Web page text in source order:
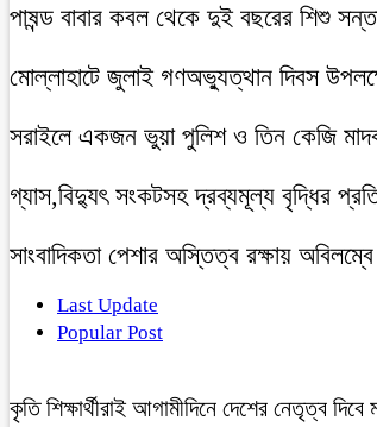
পাষন্ড বাবার কবল থেকে দুই বছরের শিশু
মোল্লাহাটে জুলাই গণঅভ্যুত্থান দিবস
সরাইলে একজন ভুয়া পুলিশ ও তিন কেজি
গ্যাস,বিদ্যুৎ সংকটসহ দ্রব্যমূল্য বৃদ্ধির
সাংবাদিকতা পেশার অস্তিত্ব রক্ষায়
Last Update
Popular Post
কৃতি শিক্ষার্থীরাই আগামীদিনে দেশের নেতৃত্ব